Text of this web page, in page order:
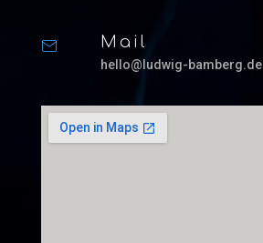
Mail
hello@ludwig-bamberg.de